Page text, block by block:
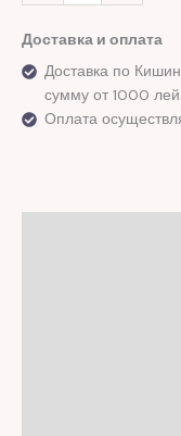
Доставка и оплата
Доставка по
сумму от 1000 лей.
Оплата